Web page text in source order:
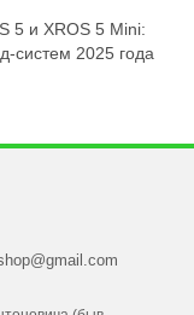
5 и XROS 5 Mini:
систем 2025 года